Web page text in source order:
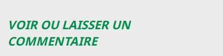
VOIR OU LAISSER UN
COMMENTAIRE